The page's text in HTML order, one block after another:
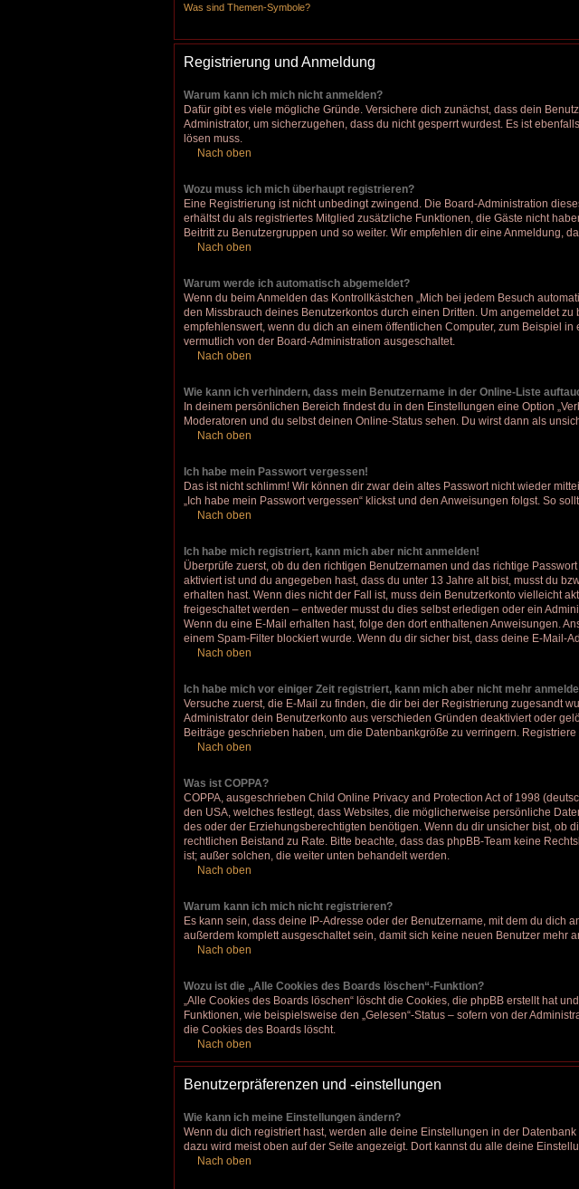
Was sind Themen-Symbole?
Registrierung und Anmeldung
Warum kann ich mich nicht anmelden?
Dafür gibt es viele mögliche Gründe. Versichere dich zunächst, dass dein
Administrator, um sicherzugehen, dass du nicht gesperrt wurdest. Es ist
lösen muss.
Nach oben
Wozu muss ich mich überhaupt registrieren?
Eine Registrierung ist nicht unbedingt zwingend. Die Board-Administration
erhältst du als registriertes Mitglied zusätzliche Funktionen, die Gäste nicht
Beitritt zu Benutzergruppen und so weiter. Wir empfehlen dir eine Anmeldung,
Nach oben
Warum werde ich automatisch abgemeldet?
Wenn du beim Anmelden das Kontrollkästchen „Mich bei jedem Besuch
den Missbrauch deines Benutzerkontos durch einen Dritten. Um angemeldet
empfehlenswert, wenn du dich an einem öffentlichen Computer, zum Beispiel
vermutlich von der Board-Administration ausgeschaltet.
Nach oben
Wie kann ich verhindern, dass mein Benutzername in der Online-Liste
In deinem persönlichen Bereich findest du in den Einstellungen eine Option
Moderatoren und du selbst deinen Online-Status sehen. Du wirst dann als
Nach oben
Ich habe mein Passwort vergessen!
Das ist nicht schlimm! Wir können dir zwar dein altes Passwort nicht wieder
„Ich habe mein Passwort vergessen“ klickst und den Anweisungen folgst. So
Nach oben
Ich habe mich registriert, kann mich aber nicht anmelden!
Überprüfe zuerst, ob du den richtigen Benutzernamen und das richtige
aktiviert ist und du angegeben hast, dass du unter 13 Jahre alt bist, musst du
erhalten hast. Wenn dies nicht der Fall ist, muss dein Benutzerkonto vielleicht
freigeschaltet werden – entweder musst du dies selbst erledigen oder ein
Wenn du eine E-Mail erhalten hast, folge den dort enthaltenen Anweisungen.
einem Spam-Filter blockiert wurde. Wenn du dir sicher bist, dass deine E-Mail-
Nach oben
Ich habe mich vor einiger Zeit registriert, kann mich aber nicht mehr
Versuche zuerst, die E-Mail zu finden, die dir bei der Registrierung zugesandt
Administrator dein Benutzerkonto aus verschieden Gründen deaktiviert oder
Beiträge geschrieben haben, um die Datenbankgröße zu verringern.
Nach oben
Was ist COPPA?
COPPA, ausgeschrieben Child Online Privacy and Protection Act of 1998
den USA, welches festlegt, dass Websites, die möglicherweise persönliche
des oder der Erziehungsberechtigten benötigen. Wenn du dir unsicher bist, ob
rechtlichen Beistand zu Rate. Bitte beachte, dass das phpBB-Team keine
ist; außer solchen, die weiter unten behandelt werden.
Nach oben
Warum kann ich mich nicht registrieren?
Es kann sein, dass deine IP-Adresse oder der Benutzername, mit dem du dich
außerdem komplett ausgeschaltet sein, damit sich keine neuen Benutzer mehr
Nach oben
Wozu ist die „Alle Cookies des Boards löschen“-Funktion?
„Alle Cookies des Boards löschen“ löscht die Cookies, die phpBB erstellt hat
Funktionen, wie beispielsweise den „Gelesen“-Status – sofern von der
die Cookies des Boards löscht.
Nach oben
Benutzerpräferenzen und -einstellungen
Wie kann ich meine Einstellungen ändern?
Wenn du dich registriert hast, werden alle deine Einstellungen in der
dazu wird meist oben auf der Seite angezeigt. Dort kannst du alle deine
Nach oben